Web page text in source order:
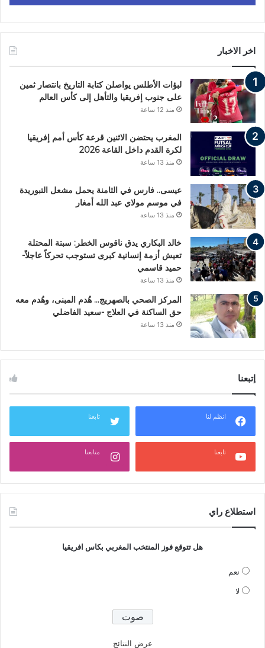
اخر الاخبار
لبؤات الأطلس يواصلن كتابة التاريخ بانتصار ثمين
على جنوب إفريقيا والتأهل إلى كأس العالم
منذ 12 ساعة
المغرب يحتضن الاثنين قرعة كأس أمم إفريقيا
لكرة القدم داخل القاعة 2026
منذ 13 ساعة
عيسى.. فارس في الثامنة يحمل مشعل التبوريدة
في موسم مولاي عبد الله أمغار
منذ 13 ساعة
خالد البكاري يدق ناقوس الخطر: سبتة المحتلة
تعيش أزمة إنسانية كبرى تستوجب تحركاً عاجلاً-
حميد قاسمي
منذ 13 ساعة
المركز الصحي بالصهريج… هُدم المبنى، وهُدم معه
حق الساكنة في العلاج -سعيد الفاضلي
منذ 13 ساعة
إتبعنا
انظم لنا تابعنا
تابعنا متابعنا
استطلاع راي
هل تتوقع فوز المنتخب المغربي بكاس افريقيا
نعم
لا
عرض النتائج